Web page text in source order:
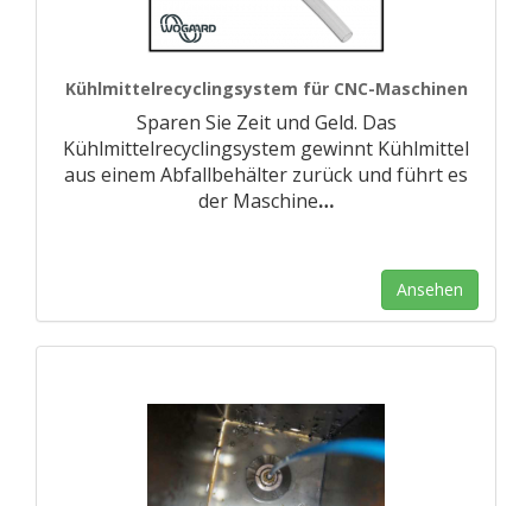
Kühlmittelrecyclingsystem für CNC-Maschinen
Sparen Sie Zeit und Geld. Das
Kühlmittelrecyclingsystem gewinnt Kühlmittel
aus einem Abfallbehälter zurück und führt es
der Maschine…
Ansehen